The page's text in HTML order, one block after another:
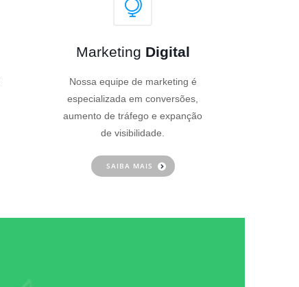
Marketing Digital
Nossa equipe de marketing é
especializada em conversões,
aumento de tráfego e expanção
de visibilidade.
SAIBA MAIS